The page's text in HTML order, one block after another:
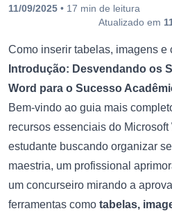
11/09/2025 • 17 min de leitura
Atualizado em
Como inserir tabelas, imagens e
Introdução: Desvendando os
Word para o Sucesso
Bem-vindo ao guia mais
recursos essenciais do
estudante buscando organizar
maestria, um profissional
um concurseiro mirando a
ferramentas como tabelas,